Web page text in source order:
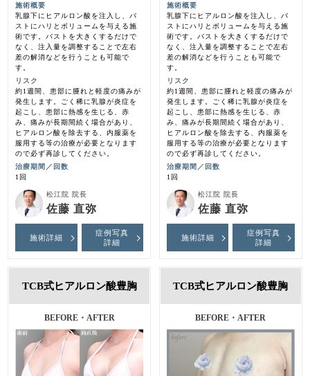
施術概要
乳腺下にヒアルロン酸を注入し、バ
ストにハリとボリュームを与える施
術です。バストを大きくするだけで
なく、注入量を調整することで左右
差の解消などを行うことも可能で
す。
リスク
約1週間、患部に腫れと軽度の痛みが
発生します。ごく稀に乳腺が炎症を
起こし、患部に熱感を生じる、赤
み、痛みが長期間続く場合があり、
ヒアルロン酸を除去する、内服薬を
服用する等の治療が必要となります
ので必ず再診してください。
治療期間／回数
1回
松江院 院長
佐藤 直弥
施術詳細
症例写真
詳細
施術概要
乳腺下にヒアルロン酸を注入し、バ
ストにハリとボリュームを与える施
術です。バストを大きくするだけで
なく、注入量を調整することで左右
差の解消などを行うことも可能で
す。
リスク
約1週間、患部に腫れと軽度の痛みが
発生します。ごく稀に乳腺が炎症を
起こし、患部に熱感を生じる、赤
み、痛みが長期間続く場合があり、
ヒアルロン酸を除去する、内服薬を
服用する等の治療が必要となります
ので必ず再診してください。
治療期間／回数
1回
松江院 院長
佐藤 直弥
施術詳細
症例写真
詳細
TCB式ヒアルロン酸豊胸
BEFORE・AFTER
TCB式ヒアルロン酸豊胸
BEFORE・AFTER